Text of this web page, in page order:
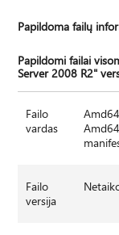
Papildoma failų
Papildomi failai
Server 2008 R2"
Failo
vardas
Failo
versija